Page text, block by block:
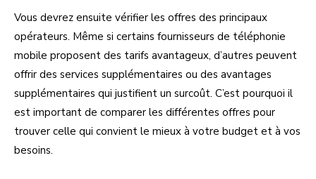
Vous devrez ensuite vérifier les offres des principaux
opérateurs. Même si certains fournisseurs de téléphonie
mobile proposent des tarifs avantageux, d’autres peuvent
offrir des services supplémentaires ou des avantages
supplémentaires qui justifient un surcoût. C’est pourquoi il
est important de comparer les différentes offres pour
trouver celle qui convient le mieux à votre budget et à vos
besoins.